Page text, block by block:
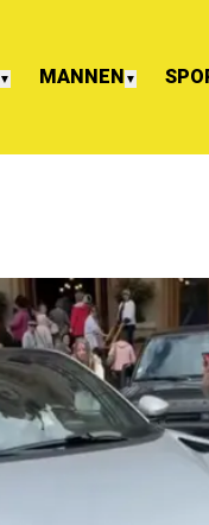
▼ MANNEN ▼